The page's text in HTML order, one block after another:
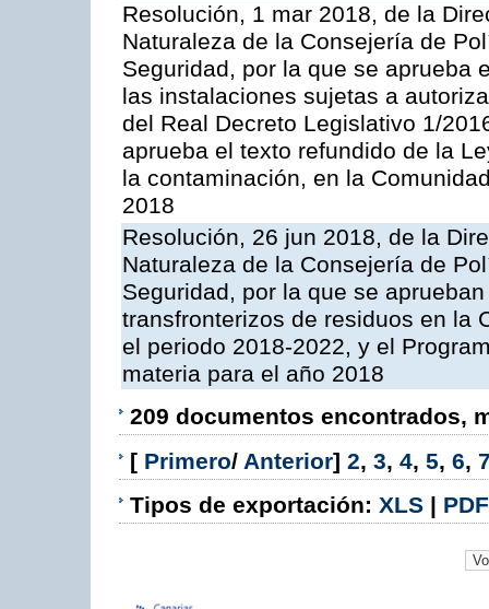
Resolución, 1 mar 2018, de la
Naturaleza de la Consejería de
Seguridad, por la que se aprueba
las instalaciones sujetas a
del Real Decreto Legislativo 1/
aprueba el texto refundido de la
la contaminación, en la
2018
Resolución, 26 jun 2018, de la
Naturaleza de la Consejería de
Seguridad, por la que se
transfronterizos de residuos en la
el periodo 2018-2022, y el
materia para el año 2018
209 documentos encontrados,
[ Primero/ Anterior] 2, 3, 4, 5, 6,
Tipos de exportación: XLS | PDF